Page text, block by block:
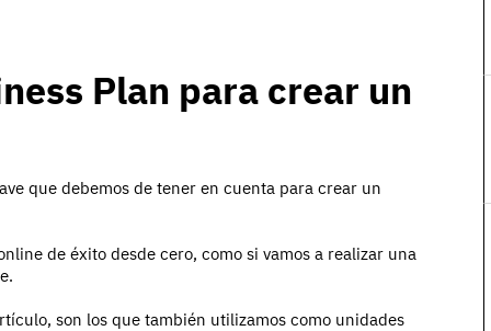
Plan para crear un
que debemos de tener en cuenta para crear un
de éxito desde cero, como si vamos a realizar una
son los que también utilizamos como unidades